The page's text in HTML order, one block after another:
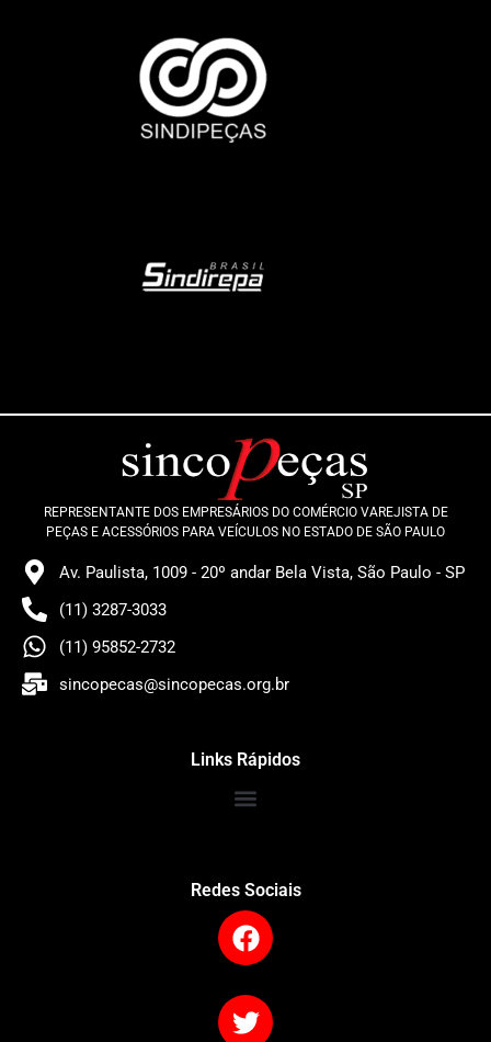
REPRESENTANTE DOS EMPRESÁRIOS DO COMÉRCIO VAREJISTA DE
PEÇAS E ACESSÓRIOS PARA VEÍCULOS NO ESTADO DE SÃO PAULO
Av. Paulista, 1009 - 20º andar Bela Vista, São Paulo - SP
(11) 3287-3033
(11) 95852-2732
sincopecas@sincopecas.org.br
Links Rápidos
Redes Sociais